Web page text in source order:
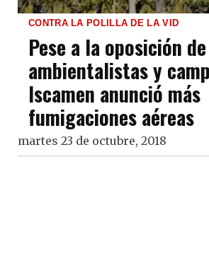
CONTRA LA POLILLA DE LA VID
Pese a la oposición de
ambientalistas y
Iscamen anunció más
fumigaciones aéreas
martes 23 de octubre, 2018